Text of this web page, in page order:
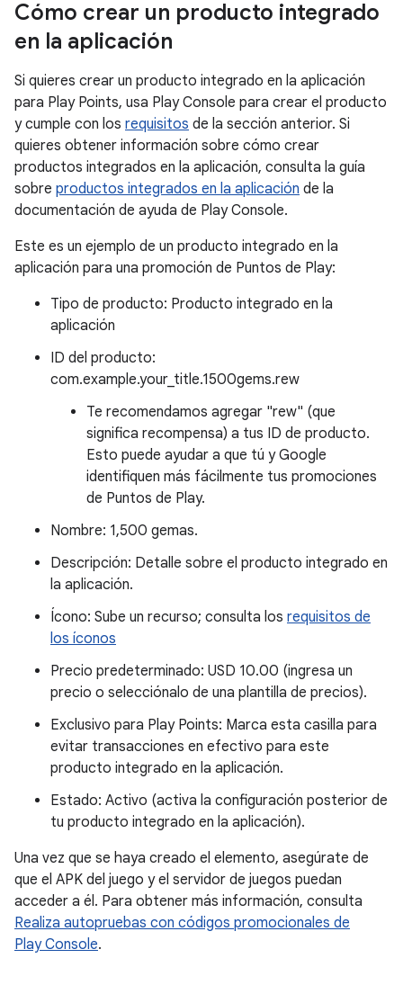
Cómo crear un producto integrado
en la aplicación
Si quieres crear un producto integrado en la aplicación
para Play Points, usa Play Console para crear el producto
y cumple con los requisitos de la sección anterior. Si
quieres obtener información sobre cómo crear
productos integrados en la aplicación, consulta la guía
sobre productos integrados en la aplicación de la
documentación de ayuda de Play Console.
Este es un ejemplo de un producto integrado en la
aplicación para una promoción de Puntos de Play:
Tipo de producto: Producto integrado en la
aplicación
ID del producto:
com.example.your_title.1500gems.rew
Te recomendamos agregar "rew" (que
significa recompensa) a tus ID de producto.
Esto puede ayudar a que tú y Google
identifiquen más fácilmente tus promociones
de Puntos de Play.
Nombre: 1,500 gemas.
Descripción: Detalle sobre el producto integrado en
la aplicación.
Ícono: Sube un recurso; consulta los requisitos de
los íconos
Precio predeterminado: USD 10.00 (ingresa un
precio o selecciónalo de una plantilla de precios).
Exclusivo para Play Points: Marca esta casilla para
evitar transacciones en efectivo para este
producto integrado en la aplicación.
Estado: Activo (activa la configuración posterior de
tu producto integrado en la aplicación).
Una vez que se haya creado el elemento, asegúrate de
que el APK del juego y el servidor de juegos puedan
acceder a él. Para obtener más información, consulta
Realiza autopruebas con códigos promocionales de
Play Console.